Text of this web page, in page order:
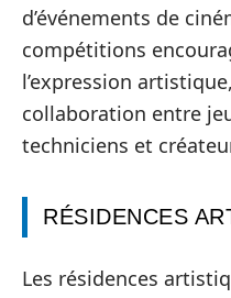
d’événements de
compétitions
l’expression
collaboration entre
techniciens et
RÉSIDENCES
Les résidences